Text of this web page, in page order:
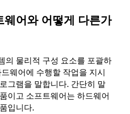
어와 어떻게 다른가
의 물리적 구성 요소를 포괄하
웨어에 수행할 작업을 지시
그램을 말합니다. 간단히 말
이고 소프트웨어는 하드웨어
입니다.